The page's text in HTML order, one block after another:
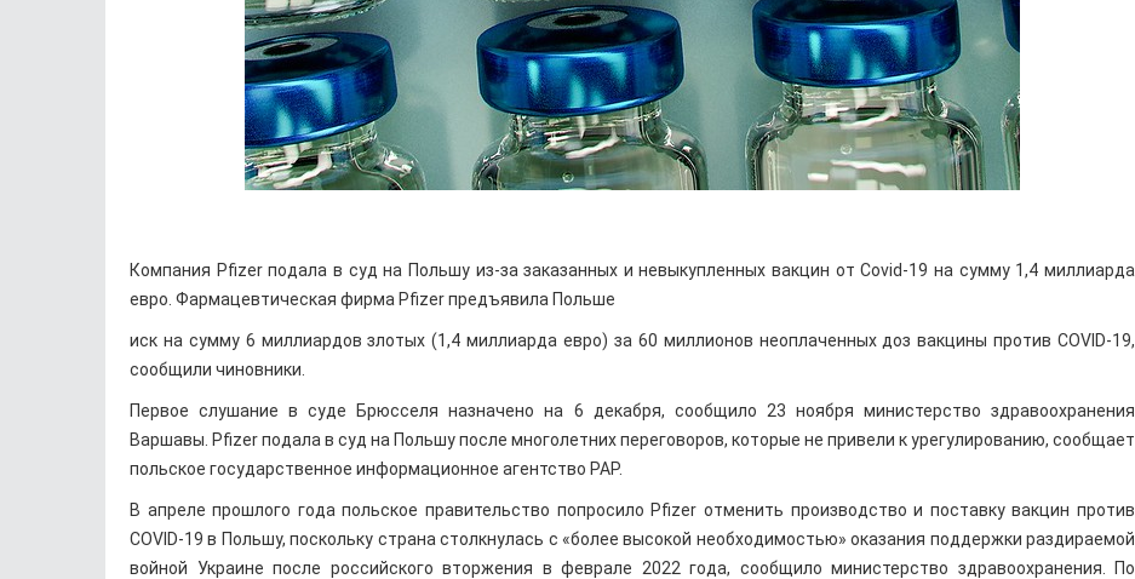
Компания Pfizer подала в суд на Польшу из-за заказанных и невыкупленных вакцин от Covid-19 на сумму 1,4 миллиарда
евро. Фармацевтическая фирма Pfizer предъявила Польше
иск на сумму 6 миллиардов злотых (1,4 миллиарда евро) за 60 миллионов неоплаченных доз вакцины против COVID-19,
сообщили чиновники.
Первое слушание в суде Брюсселя назначено на 6 декабря, сообщило 23 ноября министерство здравоохранения
Варшавы. Pfizer подала в суд на Польшу после многолетних переговоров, которые не привели к урегулированию, сообщает
польское государственное информационное агентство PAP.
В апреле прошлого года польское правительство попросило Pfizer отменить производство и поставку вакцин против
COVID-19 в Польшу, поскольку страна столкнулась с «более высокой необходимостью» оказания поддержки раздираемой
войной Украине после российского вторжения в феврале 2022 года, сообщило министерство здравоохранения. По